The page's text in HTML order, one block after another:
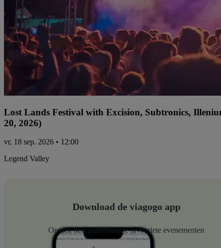
Lost Lands Festival with Excision, Subtronics,
20, 2026)
vr, 18 sep. 2026 • 12:00
Legend Valley
Download de viagogo app
Ontdek heel eenvoudig je favouriete evenementen